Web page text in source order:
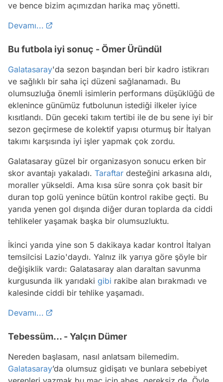
ve bence bizim açımızdan harika maç yönetti.
Devamı...
Bu futbola iyi sonuç - Ömer Üründül
Galatasaray'da sezon başından beri bir kadro istikrarı
ve sağlıklı bir saha içi düzeni sağlanamadı. Bu
olumsuzluğa önemli isimlerin performans düşüklüğü de
eklenince günümüz futbolunun istediği ilkeler iyice
kısıtlandı. Dün geceki takım tertibi ile de bu sene iyi bir
sezon geçirmese de kolektif yapısı oturmuş bir İtalyan
takımı karşısında iyi işler yapmak çok zordu.
Galatasaray güzel bir organizasyon sonucu erken bir
skor avantajı yakaladı. Taraftar desteğini arkasına aldı,
moraller yükseldi. Ama kısa süre sonra çok basit bir
duran top golü yenince bütün kontrol rakibe geçti. Bu
yarıda yenen gol dışında diğer duran toplarda da ciddi
tehlikeler yaşamak başka bir olumsuzluktu.
İkinci yarıda yine son 5 dakikaya kadar kontrol İtalyan
temsilcisi Lazio'daydı. Yalnız ilk yarıya göre şöyle bir
değişiklik vardı: Galatasaray alan daraltan savunma
kurgusunda ilk yarıdaki gibi rakibe alan bırakmadı ve
kalesinde ciddi bir tehlike yaşamadı.
Devamı...
Tebessüm... - Yalçın Dümer
Nereden başlasam, nasıl anlatsam bilemedim.
Galatasaray’da olumsuz gidişatı ve bunlara sebebiyet